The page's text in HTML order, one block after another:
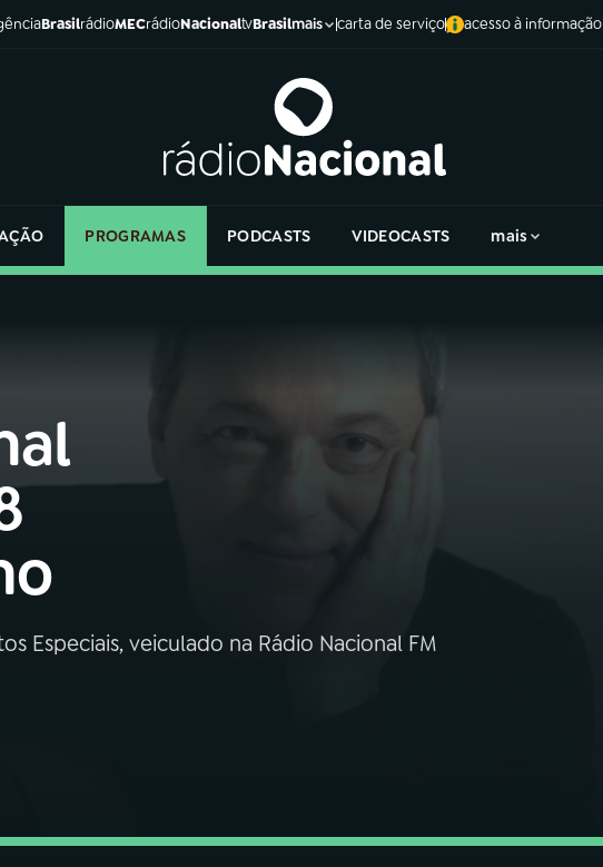
BrasilrádioMECrádioNacionaltvBrasilmais carta de serviço acesso à informação
PROGRAMAS PODCASTS VIDEOCASTS mais
Especiais, veiculado na Rádio Nacional FM